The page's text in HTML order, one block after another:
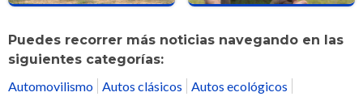
Puedes recorrer más noticias navegando en las
siguientes categorías:
Automovilismo Autos clásicos
Autos ecológicos